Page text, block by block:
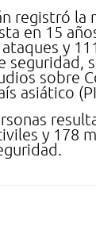
registró la
en 15
y
seguridad,
sobre
asiático
y 178